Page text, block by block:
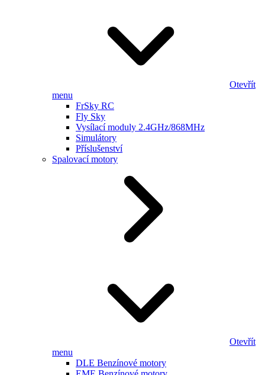
Otevřít
menu
FrSky RC
Fly Sky
Vysílací moduly 2.4GHz/868MHz
Simulátory
Příslušenství
Spalovací motory
Otevřít
menu
DLE Benzínové motory